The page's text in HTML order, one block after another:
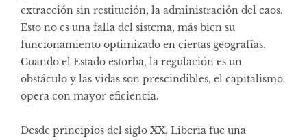
extracción sin restitución, la administración del caos.
Esto no es una falla del sistema, más bien su
funcionamiento optimizado en ciertas geografías.
Cuando el Estado estorba, la regulación es un
obstáculo y las vidas son prescindibles, el capitalismo
opera con mayor eficiencia.
Desde principios del siglo XX, Liberia fue una